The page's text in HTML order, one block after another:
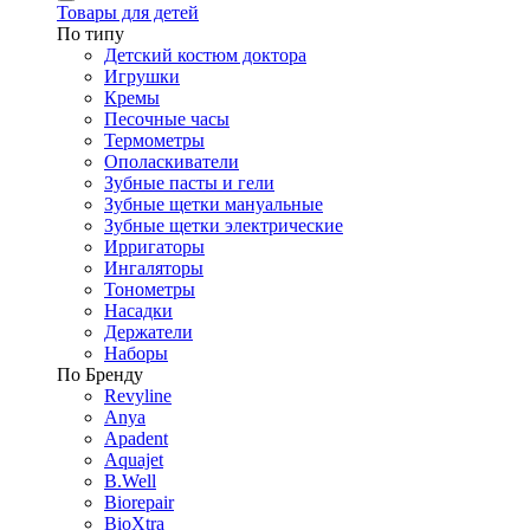
Товары для детей
По типу
Детский костюм доктора
Игрушки
Кремы
Песочные часы
Термометры
Ополаскиватели
Зубные пасты и гели
Зубные щетки мануальные
Зубные щетки электрические
Ирригаторы
Ингаляторы
Тонометры
Насадки
Держатели
Наборы
По Бренду
Revyline
Anya
Apadent
Aquajet
B.Well
Biorepair
BioXtra